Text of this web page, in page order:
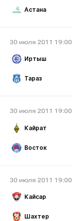
Астана
30 июля 2011 19:00
Иртыш
Тараз
30 июля 2011 19:00
Кайрат
Восток
30 июля 2011 19:00
Кайсар
Шахтер